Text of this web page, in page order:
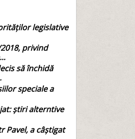
legislative
privind
să închidă
speciale a
știri alterntive
Pavel, a câștigat